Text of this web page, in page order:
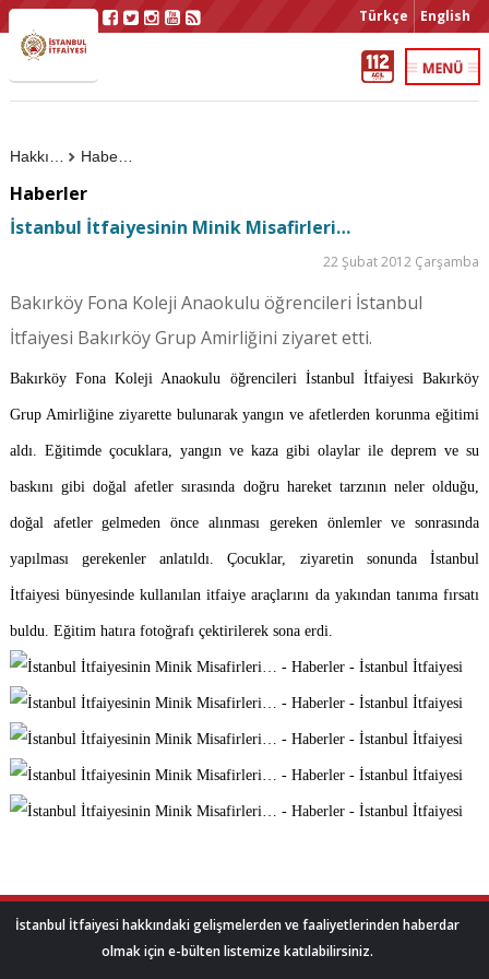
Türkçe English
Haberler
Haberler
İstanbul İtfaiyesinin Minik Misafirleri…
22 Şubat 2012 Çarşamba
Bakırköy Fona Koleji Anaokulu öğrencileri İstanbul
İtfaiyesi Bakırköy Grup Amirliğini ziyaret etti.
Bakırköy Fona Koleji Anaokulu öğrencileri İstanbul İtfaiyesi Bakırköy
Grup Amirliğine ziyarette bulunarak yangın ve afetlerden korunma eğitimi
aldı. Eğitimde çocuklara, yangın ve kaza gibi olaylar ile deprem ve su
baskını gibi doğal afetler sırasında doğru hareket tarzının neler olduğu,
doğal afetler gelmeden önce alınması gereken önlemler ve sonrasında
yapılması gerekenler anlatıldı. Çocuklar, ziyaretin sonunda İstanbul
İtfaiyesi bünyesinde kullanılan itfaiye araçlarını da yakından tanıma fırsatı
buldu. Eğitim hatıra fotoğrafı çektirilerek sona erdi.
İstanbul İtfaiyesi hakkındaki gelişmelerden ve faaliyetlerinden haberdar
olmak için e-bülten listemize katılabilirsiniz.